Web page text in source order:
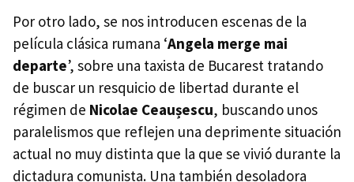
Por otro lado, se nos introducen escenas de la
película clásica rumana ‘Angela merge mai
departe’, sobre una taxista de Bucarest tratando
de buscar un resquicio de libertad durante el
régimen de Nicolae Ceaușescu, buscando unos
paralelismos que reflejen una deprimente situación
actual no muy distinta que la que se vivió durante la
dictadura comunista. Una también desoladora